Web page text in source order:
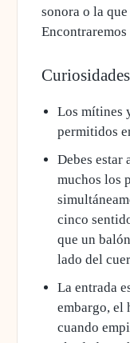
sonora o la
Curiosidades
Los mítines
permitidos
Debes estar
muchos los
cinco
que un
lado del
La entrada
embargo, el
cuando